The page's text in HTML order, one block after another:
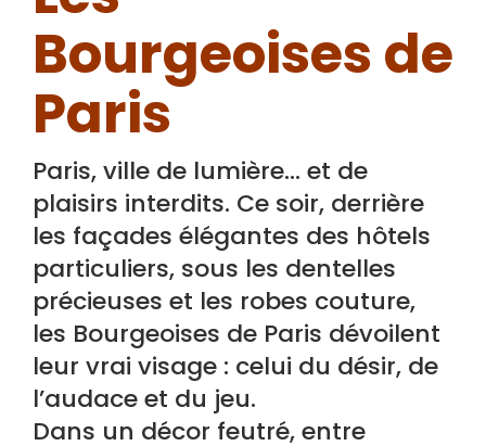
Bourgeoises de
Paris
Paris, ville de lumière… et de
plaisirs interdits. Ce soir, derrière
les façades élégantes des hôtels
particuliers, sous les dentelles
précieuses et les robes couture,
les Bourgeoises de Paris dévoilent
leur vrai visage : celui du désir, de
l’audace et du jeu.
Dans un décor feutré, entre